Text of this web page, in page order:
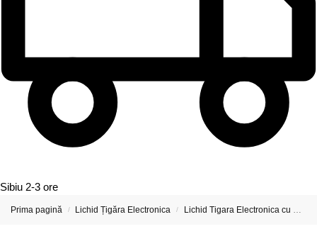
Sibiu 2-3 ore
Prima pagină / Lichid Țigăra Electronica / Lichid Tigara Electronica cu Nicotina